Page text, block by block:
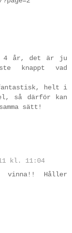
4 år, det är ju
knappt vad
helt i
så därför kan
sätt!
kl. 11:04
vinna!! Håller